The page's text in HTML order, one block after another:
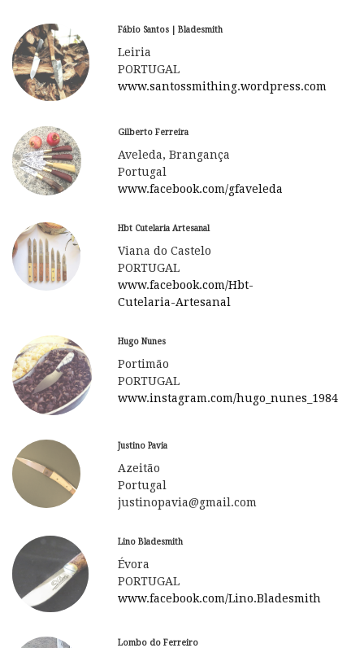
Fábio Santos | Bladesmith
Leiria
PORTUGAL
www.santossmithing.wordpress.com
Lino Bladesmith
Évora
PORTUGAL
www.facebook.com/Lino.Bladesmith
Hugo Nunes
Portimão
PORTUGAL
www.instagram.com/hugo_nunes_1984
Justino Pavia
Azeitão
Portugal
justinopavia@gmail.com
Hbt Cutelaria Artesanal
Viana do Castelo
PORTUGAL
www.facebook.com/Hbt-
Cutelaria-Artesanal
Gilberto Ferreira
Aveleda, Brangança
Portugal
www.facebook.com/gfaveleda
Lombo do Ferreiro